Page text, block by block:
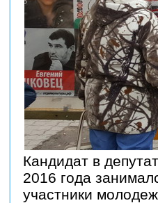
Кандидат в
2016 года
участники